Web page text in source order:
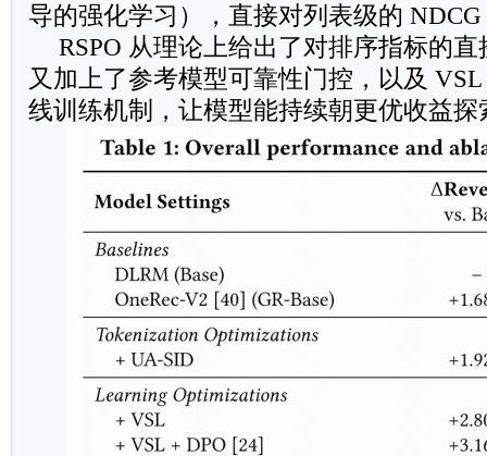
导的强化学习），直接对列表级的
RSPO 从理论上给出了对排序指标的
又加上了参考模型可靠性门控，以及 VSL
线训练机制，让模型能持续朝更优收益探